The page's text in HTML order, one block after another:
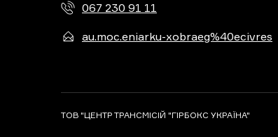
067 230 91 11
au.moc.eniarku-xobraeg%40ecivres
ТОВ "ЦЕНТР ТРАНСМІСІЙ "ГІРБОКС УКРАЇНА"